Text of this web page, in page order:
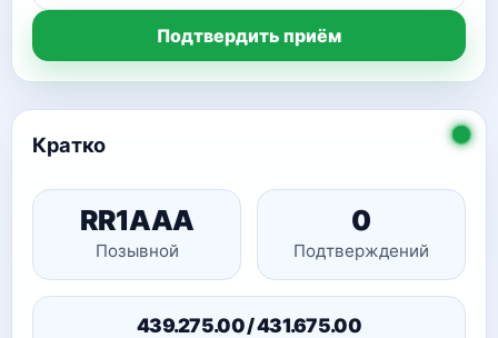
Подтвердить приём
Кратко
RR1AAA
Позывной
0
Подтверждений
439.275.00 / 431.675.00